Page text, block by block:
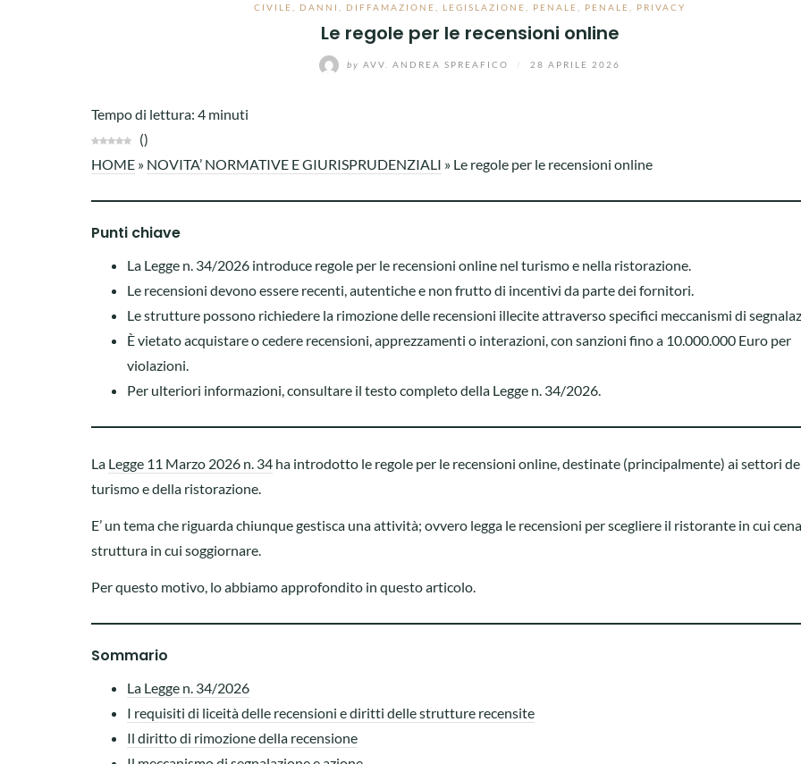
CIVILE DANNI DIFFAMAZIONE LEGISLAZIONE PENALE PENALE PRIVACY
Le regole per le recensioni online
by AVV. ANDREA SPREAFICO 28 APRILE 2026
Tempo di lettura: 4 minuti
()
HOME » NOVITA’ NORMATIVE E GIURISPRUDENZIALI » Le regole per le recensioni online
Punti chiave
La Legge n. 34/2026 introduce regole per le recensioni online nel turismo e nella ristorazione.
Le recensioni devono essere recenti, autentiche e non frutto di incentivi da parte dei fornitori.
Le strutture possono richiedere la rimozione delle recensioni illecite attraverso specifici meccanismi di
È vietato acquistare o cedere recensioni, apprezzamenti o interazioni, con sanzioni fino a 10.000.000 Euro per
violazioni.
Per ulteriori informazioni, consultare il testo completo della Legge n. 34/2026.
La Legge 11 Marzo 2026 n. 34 ha introdotto le regole per le recensioni online, destinate (principalmente) ai settori
turismo e della ristorazione.
E’ un tema che riguarda chiunque gestisca una attività; ovvero legga le recensioni per scegliere il ristorante in cui
struttura in cui soggiornare.
Per questo motivo, lo abbiamo approfondito in questo articolo.
Sommario
La Legge n. 34/2026
I requisiti di liceità delle recensioni e diritti delle strutture recensite
Il diritto di rimozione della recensione